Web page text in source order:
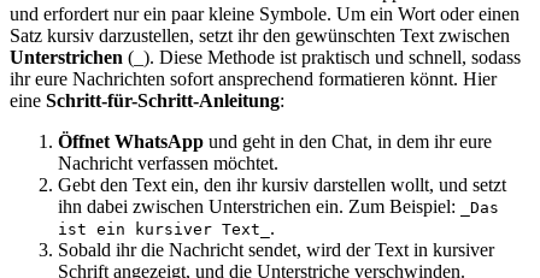
und erfordert nur ein paar kleine Symbole. Um ein Wort oder einen
Satz kursiv darzustellen, setzt ihr den gewünschten Text zwischen
Unterstrichen (_). Diese Methode ist praktisch und schnell, sodass
ihr eure Nachrichten sofort ansprechend formatieren könnt. Hier
eine Schritt-für-Schritt-Anleitung:
Öffnet WhatsApp und geht in den Chat, in dem ihr eure
Nachricht verfassen möchtet.
Gebt den Text ein, den ihr kursiv darstellen wollt, und setzt
ihn dabei zwischen Unterstrichen ein. Zum Beispiel:
_Das
ist ein kursiver Text_ .
Sobald ihr die Nachricht sendet, wird der Text in kursiver
Schrift angezeigt, und die Unterstriche verschwinden.